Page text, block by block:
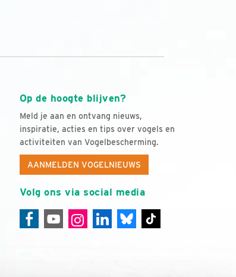
Op de hoogte blijven?
Meld je aan en ontvang nieuws,
inspiratie, acties en tips over vogels en
activiteiten van Vogelbescherming.
AANMELDEN VOGELNIEUWS
Volg ons via social media